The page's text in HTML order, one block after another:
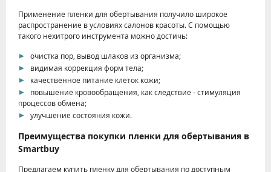
Применение пленки для обертывания получило широкое
распространение в условиях салонов красоты. С помощью
такого нехитрого инструмента можно достичь:
очистка пор, вывод шлаков из организма;
видимая коррекция форм тела;
качественное питание клеток кожи;
повышение кровообращения, как следствие - стимуляция
процессов обмена;
улучшение состояния кожи.
Преимущества покупки пленки для обертывания в
Smartbuy
Предлагаем купить пленку для обертывания по доступным